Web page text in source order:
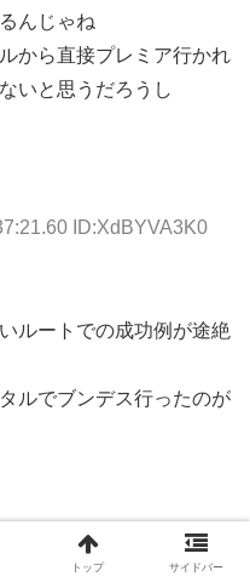
んじゃね
から直接プレミア行かれ
いと思うだろうし
ID:XdBYVA3K0
ルートでの成功例が途絶
ルでブンデス行ったのが
ID:gBwfh3Tk0
トップ サイドバー